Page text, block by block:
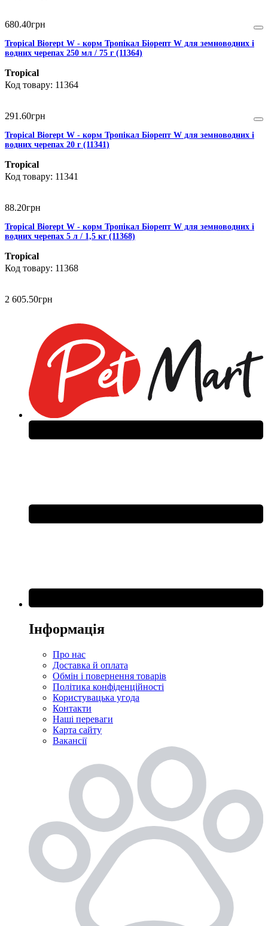
680.40грн
Tropical Biorept W - корм Тропікал Біорепт W для земноводних і
водних черепах 250 мл / 75 г (11364)
Tropical
11364
291.60грн
Tropical Biorept W - корм Тропікал Біорепт W для земноводних і
водних черепах 20 г (11341)
Tropical
11341
88.20грн
Tropical Biorept W - корм Тропікал Біорепт W для земноводних і
водних черепах 5 л / 1,5 кг (11368)
Tropical
11368
2 605.50грн
Інформація
Про нас
Доставка й оплата
Обмін і повернення товарів
Політика конфіденційності
Користувацька угода
Контакти
Наші переваги
Карта сайту
Вакансії